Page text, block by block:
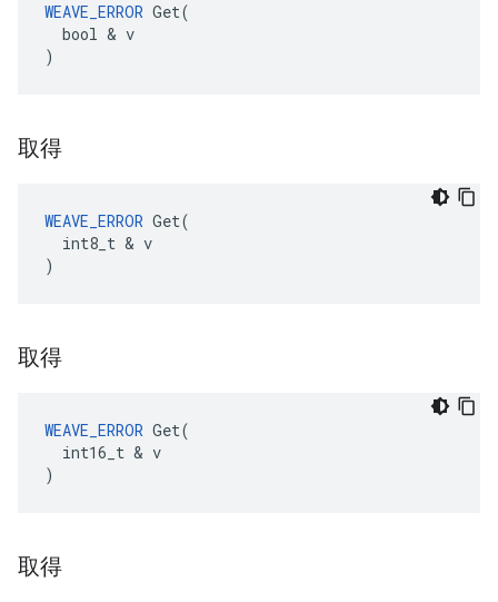
WEAVE_ERROR Get(
  bool & v
)
取得
WEAVE_ERROR Get(
  int8_t & v
)
取得
WEAVE_ERROR Get(
  int16_t & v
)
取得